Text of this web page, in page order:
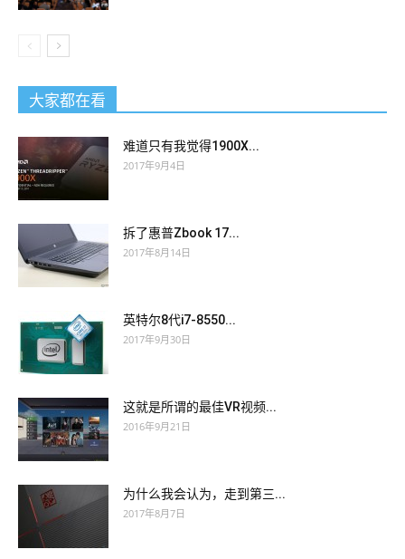
大家都在看
难道只有我觉得1900X...
2017年9月4日
拆了惠普Zbook 17...
2017年8月14日
英特尔8代i7-8550...
2017年9月30日
这就是所谓的最佳VR视频...
2016年9月21日
为什么我会认为，走到第三...
2017年8月7日